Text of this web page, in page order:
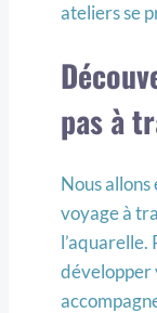
ateliers se
pas à
Nous
voyage à
l’aquarelle.
développer